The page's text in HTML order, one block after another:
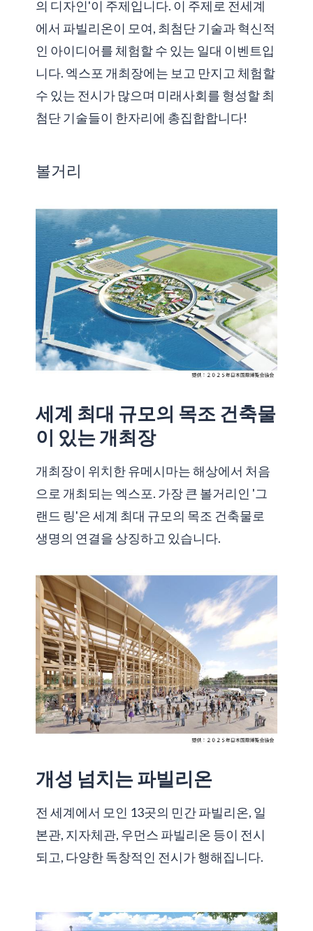
의 디자인'이 주제입니다. 이 주제로 전세계
에서 파빌리온이 모여, 최첨단 기술과 혁신적
인 아이디어를 체험할 수 있는 일대 이벤트입
니다. 엑스포 개최장에는 보고 만지고 체험할
수 있는 전시가 많으며 미래사회를 형성할 최
첨단 기술들이 한자리에 총집합합니다!
볼거리
세계 최대 규모의 목조 건축물
이 있는 개최장
개최장이 위치한 유메시마는 해상에서 처음
으로 개최되는 엑스포. 가장 큰 볼거리인 '그
랜드 링'은 세계 최대 규모의 목조 건축물로
생명의 연결을 상징하고 있습니다.
개성 넘치는 파빌리온
전 세계에서 모인 13곳의 민간 파빌리온, 일
본관, 지자체관, 우먼스 파빌리온 등이 전시
되고, 다양한 독창적인 전시가 행해집니다.